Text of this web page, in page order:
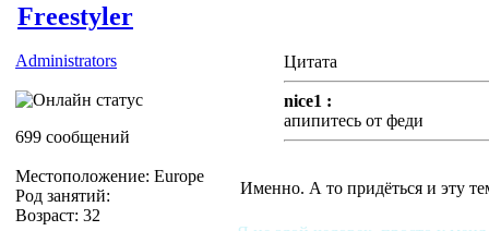
Freestyler
Administrators
699 сообщений
Местоположение: Europe
Род занятий:
Возраст: 32
Цитата
nice1 :
апипитесь от феди
Именно. А то придёться и эту